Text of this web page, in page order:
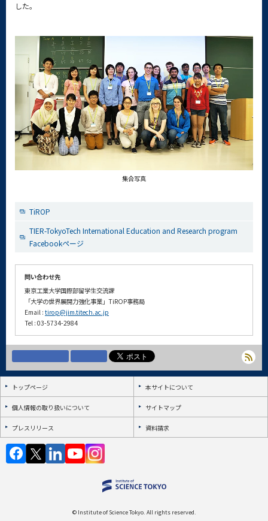
した。
集合写真
TiROP
TIER-TokyoTech International Education and Research program
Facebookページ
問い合わせ先
東京工業大学国際部留学生交流課
「大学の世界展開力強化事業」TiROP事務局
Email : tirop@jim.titech.ac.jp
Tel : 03-5734-2984
トップページ 本サイトについて
個人情報の取り扱いについて サイトマップ
プレスリリース 資料請求
© Institute of Science Tokyo. All rights reserved.